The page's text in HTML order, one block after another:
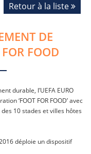
Retour à la liste
DE
FOOD
durable, l’UEFA EURO
‘FOOT FOR FOOD’ avec
10 stades et villes hôtes
déploie un dispositif